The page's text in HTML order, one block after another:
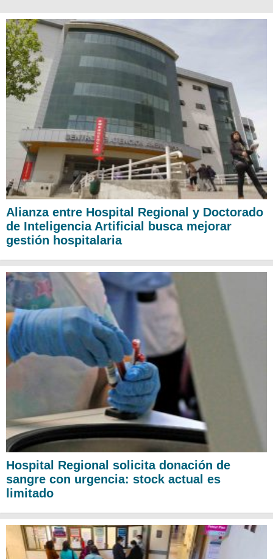
Alianza entre Hospital Regional y Doctorado
de Inteligencia Artificial busca mejorar
gestión hospitalaria
Hospital Regional solicita donación de
sangre con urgencia: stock actual es
limitado